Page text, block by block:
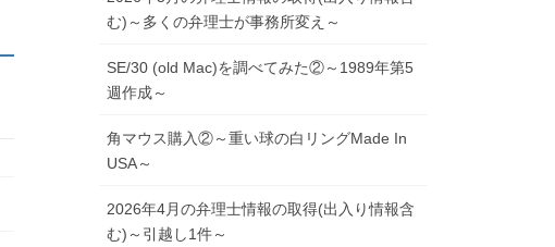
む)～多くの弁理士が事務所変え～
SE/30 (old Mac)を調べてみた②～1989年第5
週作成～
角マウス購入②～重い球の白リングMade In
USA～
2026年4月の弁理士情報の取得(出入り情報含
む)～引越し1件～